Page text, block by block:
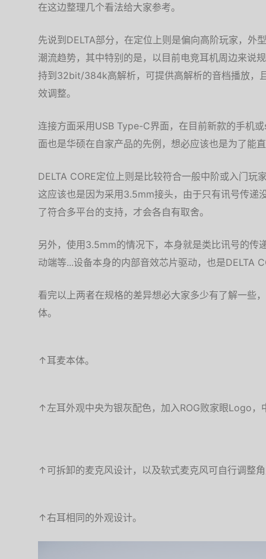
在这边整理几个看法给大家参考。
先说到DELTA部分，在定位上则是偏向高阶玩家，外
潮流趋势，其中特别的是，以目前电竞耳机周边来说
持到32bit/384k高解析，可提供高解析的音档播放，
效调整。
连接方面采用USB Type-C界面，在目前新款的手机
面也是华硕在自家产品的先例，想必应该也是为了能
DELTA CORE定位上则是比较符合一般中阶或入门玩
这应该也是因为采用3.5mm接头，由于只有讯号传递
了符合多平台的支持，才会各自有取舍。
另外，使用3.5mm的情况下，本身就是类比讯号的传
动端等...设备本身的内部音效芯片驱动，也是DELTA
看完以上两者在规格的差异想必大家多少有了解一些
体。
↑耳麦本体。
↑左耳外观中央为银灰配色，加入ROG败家眼Logo，
↑可拆卸的麦克风设计，以及软式麦克风可自行调整
↑右耳相同的外观设计。